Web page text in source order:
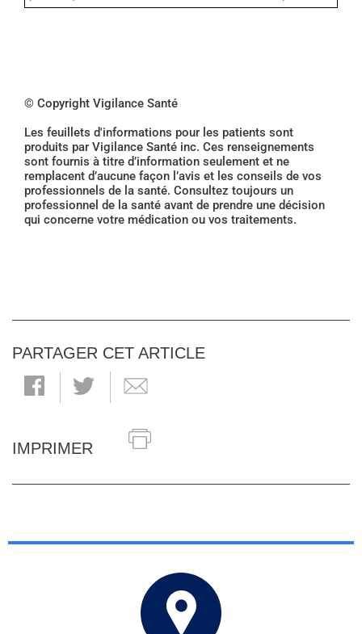
© Copyright Vigilance Santé
Les feuillets d'informations pour les patients sont
produits par Vigilance Santé inc. Ces renseignements
sont fournis à titre d’information seulement et ne
remplacent d’aucune façon l’avis et les conseils de vos
professionnels de la santé. Consultez toujours un
professionnel de la santé avant de prendre une décision
qui concerne votre médication ou vos traitements.
PARTAGER CET ARTICLE
IMPRIMER